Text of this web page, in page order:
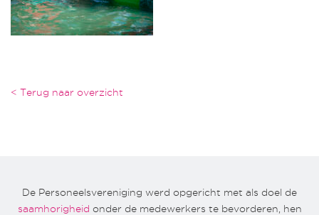
< Terug naar overzicht
De Personeelsvereniging werd opgericht met als doel de
saamhorigheid onder de medewerkers te bevorderen, hen